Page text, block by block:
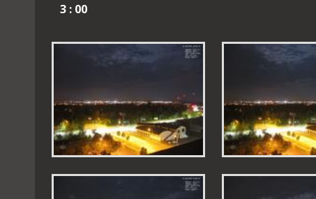
3 : 00